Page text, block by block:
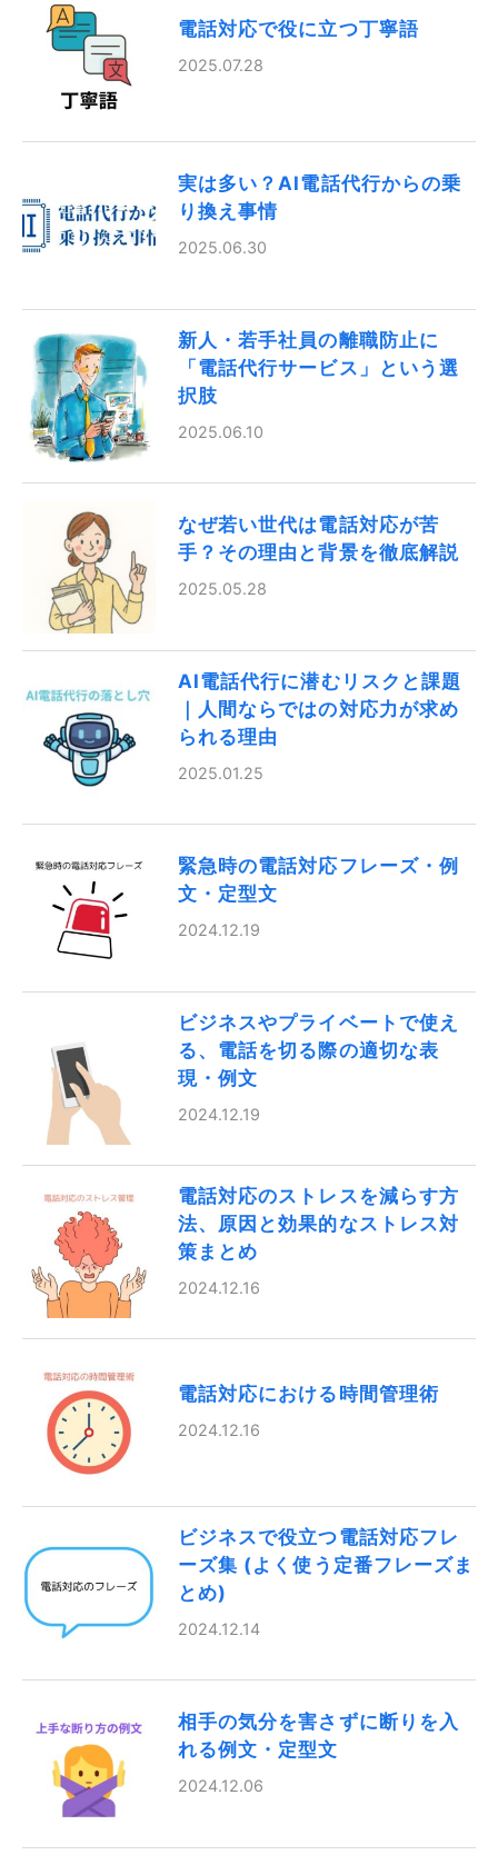
電話対応で役に立つ丁寧語
2025.07.28
実は多い？AI電話代行からの乗
り換え事情
2025.06.30
新人・若手社員の離職防止に
「電話代行サービス」という選
択肢
2025.06.10
なぜ若い世代は電話対応が苦
手？その理由と背景を徹底解説
2025.05.28
AI電話代行に潜むリスクと課題
｜人間ならではの対応力が求め
られる理由
2025.01.25
緊急時の電話対応フレーズ・例
文・定型文
2024.12.19
ビジネスやプライベートで使え
る、電話を切る際の適切な表
現・例文
2024.12.19
電話対応のストレスを減らす方
法、原因と効果的なストレス対
策まとめ
2024.12.16
電話対応における時間管理術
2024.12.16
ビジネスで役立つ電話対応フレ
ーズ集 (よく使う定番フレーズま
とめ)
2024.12.14
相手の気分を害さずに断りを入
れる例文・定型文
2024.12.06